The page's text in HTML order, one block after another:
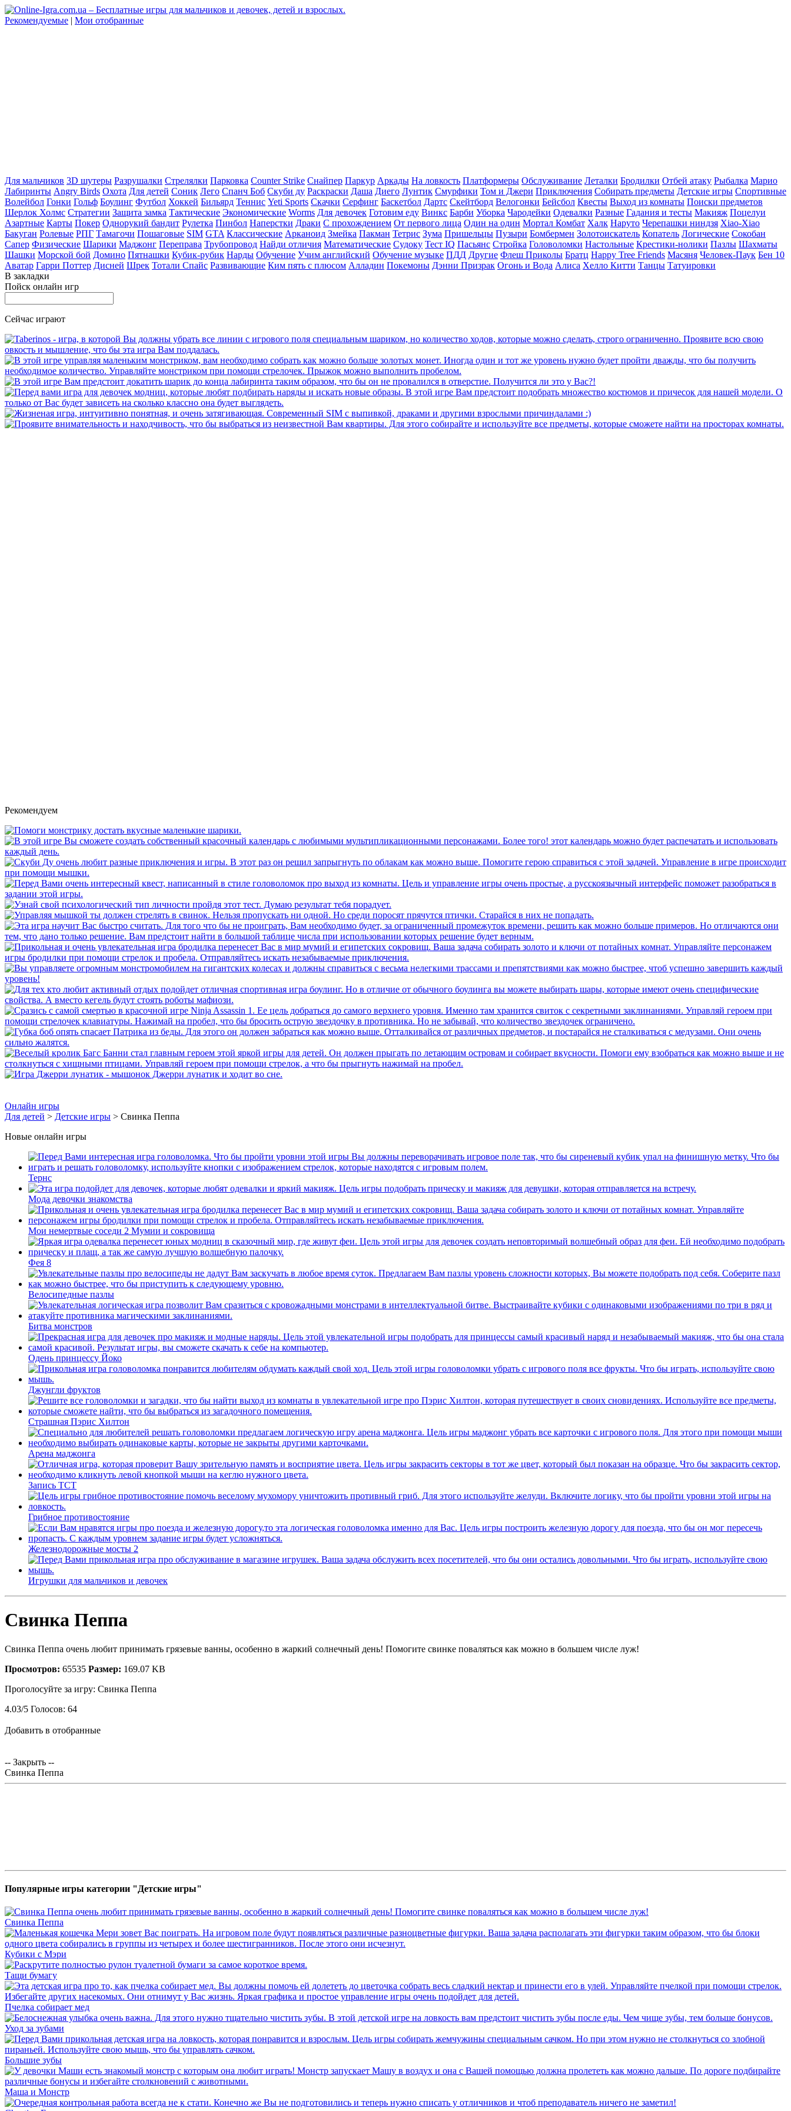
Рекомендуемые | Мои отобранные
Для мальчиков 3D шутеры Разрушалки Стрелялки Парковка Counter Strike Снайпер Паркур Аркады На ловкость Платформеры Обслуживание Леталки Бродилки Отбей атаку Рыбалка Марио
Лабиринты Angry Birds Охота Для детей Соник Лего Спанч Боб Скуби ду Раскраски Даша Диего Лунтик Смурфики Том и Джери Приключения Собирать предметы Детские игры Спортивные
Волейбол Гонки Гольф Боулинг Футбол Хоккей Бильярд Теннис Yeti Sports Скачки Серфинг Баскетбол Дартс Скейтборд Велогонки Бейсбол Квесты Выход из комнаты Поиски предметов
Шерлок Холмс Стратегии Защита замка Тактические Экономические Worms Для девочек Готовим еду Винкс Барби Уборка Чародейки Одевалки Разные Гадания и тесты Макияж Поцелуи
Азартные Карты Покер Однорукий бандит Рулетка Пинбол Наперстки Драки С прохождением От первого лица Один на один Мортал Комбат Халк Наруто Черепашки ниндзя Xiao-Xiao
Бакуган Ролевые РПГ Тамагочи Пошаговые SIM GTA Классические Арканоид Змейка Пакман Тетрис Зума Пришельцы Пузыри Бомбермен Золотоискатель Копатель Логические Сокобан
Сапер Физические Шарики Маджонг Переправа Трубопровод Найди отличия Математические Судоку Тест IQ Пасьянс Стройка Головоломки Настольные Крестики-нолики Пазлы Шахматы
Шашки Морской бой Домино Пятнашки Кубик-рубик Нарды Обучение Учим английский Обучение музыке ПДД Другие Флеш Приколы Братц Happy Tree Friends Масяня Человек-Паук Бен 10
Аватар Гарри Поттер Дисней Шрек Тотали Спайс Развивающие Ким пять с плюсом Алладин Покемоны Дэнни Призрак Огонь и Вода Алиса Хелло Китти Танцы Татуировки
В закладки
Пойск онлайн игр
Сейчас играют
Рекомендуем
Онлайн игры
Для детей > Детские игры > Свинка Пеппа
Новые онлайн игры
Тернс
Мода девочки знакомства
Мои немертвые соседи 2 Мумии и сокровища
Фея 8
Велосипедные пазлы
Битва монстров
Одень принцессу Йоко
Джунгли фруктов
Страшная Пэрис Хилтон
Арена маджонга
Запись ТСТ
Грибное противостояние
Железнодорожные мосты 2
Игрушки для мальчиков и девочек
Свинка Пеппа
Свинка Пеппа очень любит принимать грязевые ванны, особенно в жаркий солнечный день! Помогите свинке поваляться как можно в большем числе луж!
Просмотров: 65535 Размер: 169.07 KB
Проголосуйте за игру: Свинка Пеппа
4.03/5 Голосов: 64
Добавить в отобранные
-- Закрыть --
Свинка Пеппа
Популярные игры категории "Детские игры"
Свинка Пеппа
Кубики с Мэри
Тащи бумагу
Пчелка собирает мед
Уход за зубами
Большие зубы
Маша и Монстр